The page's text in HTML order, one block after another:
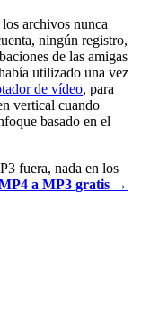
archivos nunca
ningún registro,
de las amigas
utilizado una vez
de vídeo, para
vertical cuando
basado en el
fuera, nada en los
a MP3 gratis →